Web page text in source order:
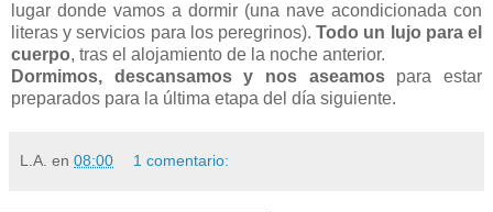
lugar donde vamos a dormir (una nave acondicionada con
literas y servicios para los peregrinos).Todo un lujo para el
cuerpo, tras el alojamiento de la noche anterior.
Dormimos, descansamos y nos aseamospara estar
preparados para la última etapa del día siguiente.
L.A. en 08:00 1 comentario: